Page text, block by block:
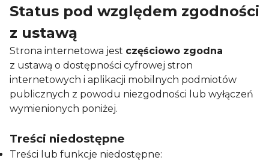
Status pod względem zgodności
z ustawą
Strona internetowa jest częściowo zgodna
z ustawą o dostępności cyfrowej stron
internetowych i aplikacji mobilnych podmiotów
publicznych z powodu niezgodności lub wyłączeń
wymienionych poniżej.
Treści niedostępne
Treści lub funkcje niedostępne: